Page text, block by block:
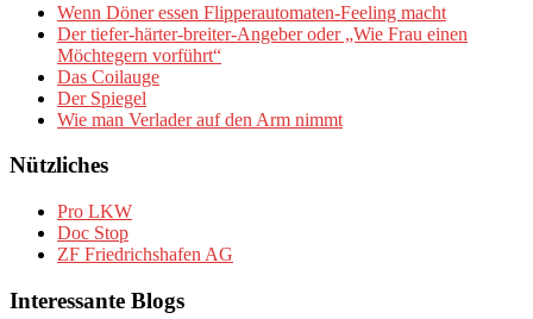
Wenn Döner essen Flipperautomaten-Feeling macht
Der tiefer-härter-breiter-Angeber oder „Wie Frau einen
Möchtegern vorführt“
Das Coilauge
Der Spiegel
Wie man Verlader auf den Arm nimmt
Nützliches
Pro LKW
Doc Stop
ZF Friedrichshafen AG
Interessante Blogs